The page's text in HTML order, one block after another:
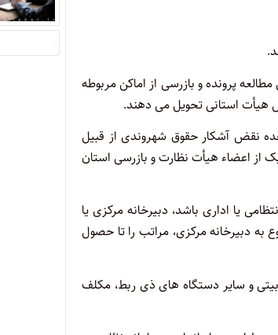
پرونده و بازرسی از اماکن مربوطه
هیأت استانی تحویل می دهند.
نقض آشکار حقوق شهروندی از قبیل
از اعضاء هیأت نظارت و بازرسی استان
یا اداری باشد، دبیرخانه مرکزی یا
دبیرخانه مرکزی، مراتب را تا حصول
تربیتی و سایر دستگاه های ذی ربط، مکلف